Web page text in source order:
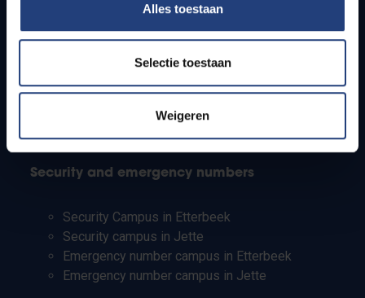
Alles toestaan
Selectie toestaan
Weigeren
Students
PhD students
Teachers and secondary schools
Working students
Security and emergency numbers
Security Campus in Etterbeek
Security campus in Jette
Emergency number campus in Etterbeek
Emergency number campus in Jette